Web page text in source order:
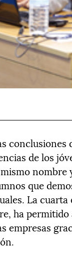
de los
que
La
ha
empresas